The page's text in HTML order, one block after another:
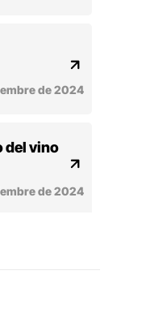
de 2024
del vino
de 2024